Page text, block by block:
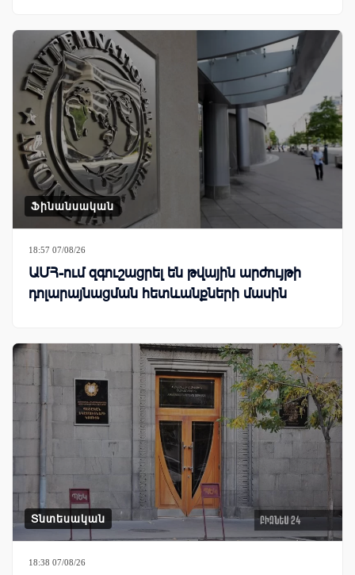
Ֆինանսական
18:57 07/08/26
ԱՄՀ-ում զգուշացրել են թվային արժույթի
դոլարայնացման հետևանքների մասին
Տնտեսական
18:38 07/08/26